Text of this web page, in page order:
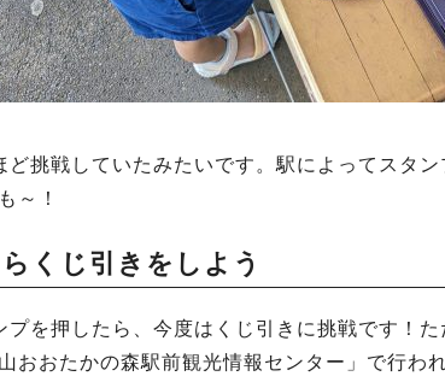
挑戦していたみたいです。駅によってスタ
～！
くじ引きをしよう
プを押したら、今度はくじ引きに挑戦です！
おおたかの森駅前観光情報センター」で行わ